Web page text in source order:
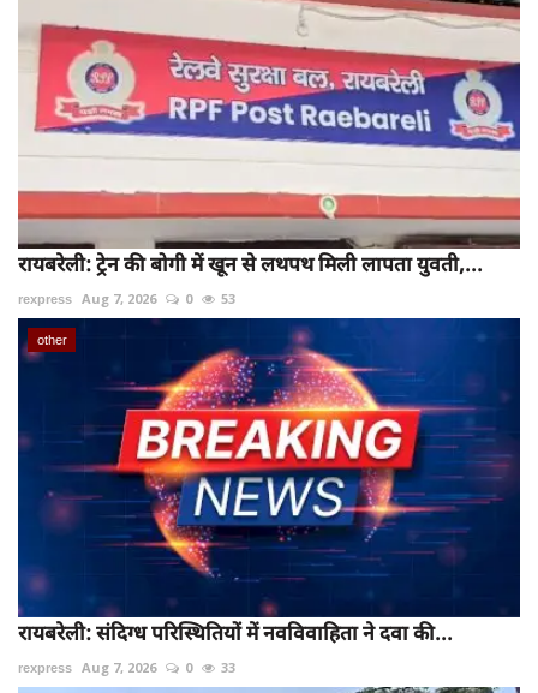
रायबरेली: ट्रेन की बोगी में खून से लथपथ मिली लापता युवती,...
rexpress Aug 7, 2026 0 53
other
रायबरेली: संदिग्ध परिस्थितियों में नवविवाहिता ने दवा की...
rexpress Aug 7, 2026 0 33